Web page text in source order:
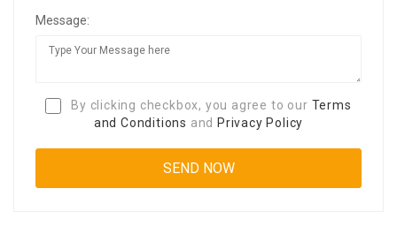
Message:
By clicking checkbox, you agree to our Terms
and Conditions and Privacy Policy